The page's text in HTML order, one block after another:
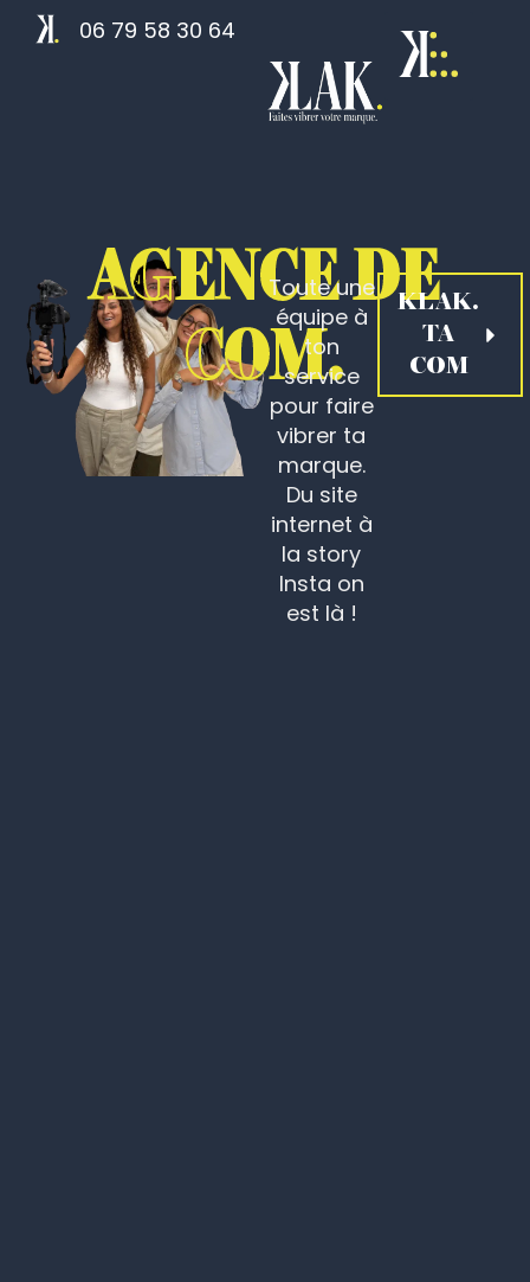
06 79 58 30 64
AGENCE DE
COM.
Toute une
équipe à
ton
service
pour faire
vibrer ta
marque.
Du site
internet à
la story
Insta on
est là !
KLAK.
TA
COM
AGENCE DE
COM.